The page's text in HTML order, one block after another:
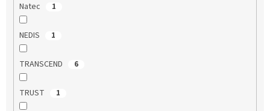
Natec 1
NEDIS 1
TRANSCEND 6
TRUST 1